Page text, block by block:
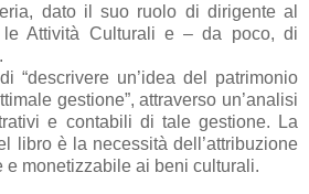
dato il suo ruolo di dirigente al
Attività Culturali e – da poco, di
“descrivere un’idea del patrimonio
gestione”, attraverso un’analisi
e contabili di tale gestione. La
libro è la necessità dell’attribuzione
e monetizzabile ai beni culturali.